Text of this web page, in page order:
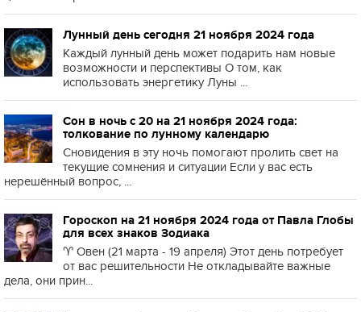
Лунный день сегодня 21 ноября 2024 года
Каждый лунный день может подарить нам новые
возможности и перспективы О том, как
использовать энергетику Луны ...
Сон в ночь с 20 на 21 ноября 2024 года:
толкование по лунному календарю
Сновидения в эту ночь помогают пролить свет на
текущие сомнения и ситуации Если у вас есть
нерешённый вопрос, ...
Гороскоп на 21 ноября 2024 года от Павла Глобы
для всех знаков Зодиака
♈️ Овен (21 марта - 19 апреля) Этот день потребует
от вас решительности Не откладывайте важные
дела, они прин...